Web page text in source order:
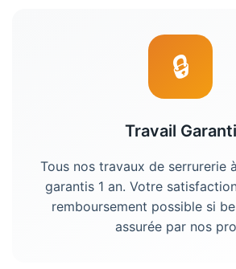
🔒
Travail Garanti
Tous nos travaux de serrurerie à
garantis 1 an. Votre
remboursement possible si
assurée par nos